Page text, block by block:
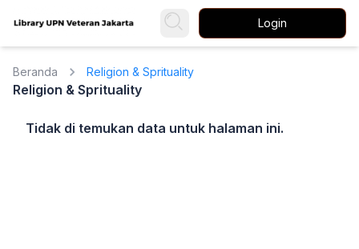
Login
Beranda Religion & Sprituality
Religion & Sprituality
Tidak di temukan data untuk halaman ini.